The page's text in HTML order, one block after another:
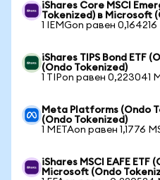
iShares Core MSCI
Tokenized) в Microsoft
1 IEMGon равен 0,164216
iShares TIPS Bond ETF
(Ondo Tokenized)
1 TIPon равен 0,223041
Meta Platforms (Ondo
(Ondo Tokenized)
1 METAon равен 1,1776
iShares MSCI EAFE ETF
Microsoft (Ondo